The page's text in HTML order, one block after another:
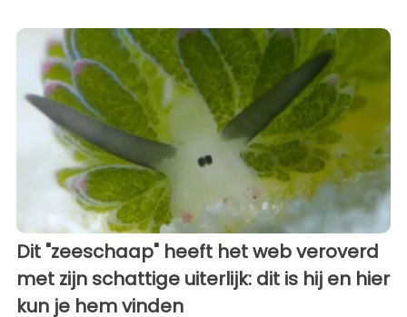
Dit "zeeschaap" heeft het web veroverd
met zijn schattige uiterlijk: dit is hij en hier
kun je hem vinden